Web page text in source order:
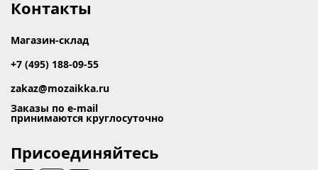
Контакты
Магазин-склад
+7 (495) 188-09-55
zakaz@mozaikka.ru
Заказы по e-mail
принимаются круглосуточно
Присоединяйтесь